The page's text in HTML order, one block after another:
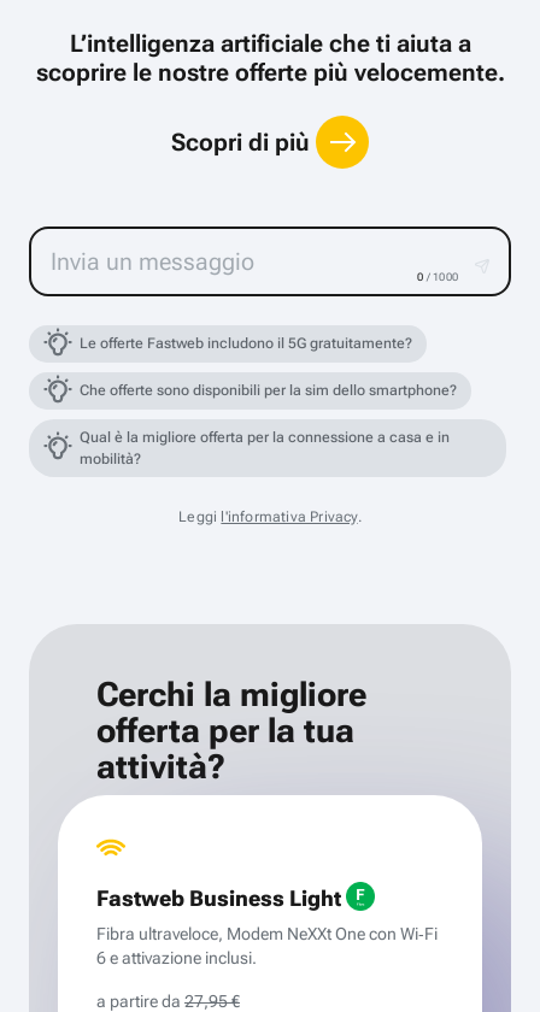
L’intelligenza artificiale che ti aiuta a
scoprire le nostre offerte più velocemente.
Scopri di più
0 / 1000
Le offerte Fastweb includono il 5G gratuitamente?
Che offerte sono disponibili per la sim dello smartphone?
Qual è la migliore offerta per la connessione a casa e in
mobilità?
Leggi l'informativa Privacy.
Cerchi la migliore
offerta per la tua
attività?
Fastweb Business Light
Fibra ultraveloce, Modem NeXXt One con Wi‑Fi
6 e attivazione inclusi.
a partire da 27,95 €